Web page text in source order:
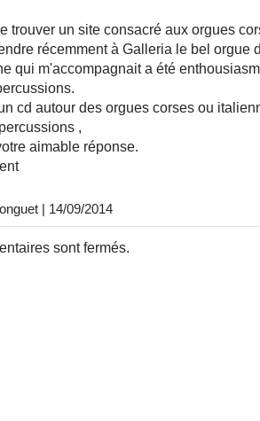
trouver un site consacré aux orgues
récemment à Galleria le bel orgue
qui m'accompagnait a été
cd autour des orgues corses ou
,
aimable réponse.
| 14/09/2014
sont fermés.